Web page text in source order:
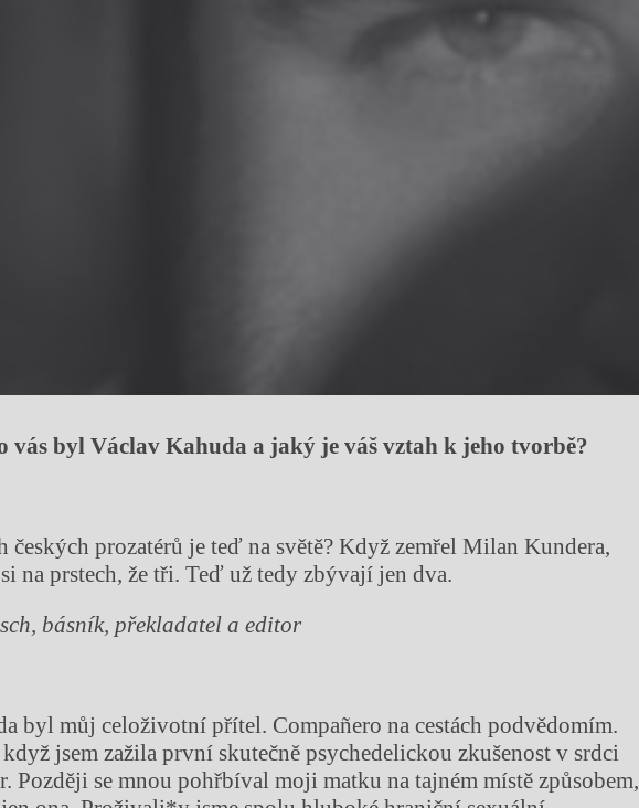
vás byl Václav Kahuda a jaký je váš vztah k jeho tvorbě?
prozatérů je teď na světě? Když zemřel Milan Kundera,
na prstech, že tři. Teď už tedy zbývají jen dva.
básník, překladatel a editor
byl můj celoživotní přítel. Compañero na cestách podvědomím.
jsem zažila první skutečně psychedelickou zkušenost v srdci
Později se mnou pohřbíval moji matku na tajném místě způsobem,